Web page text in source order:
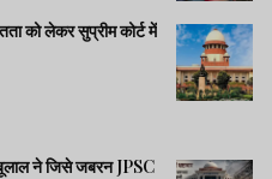
को लेकर सुप्रीम कोर्ट में
ने जिसे जबरन JPSC